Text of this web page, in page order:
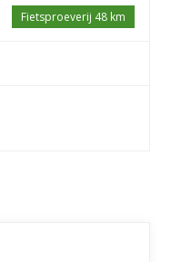
Fietsproeverij 48 km